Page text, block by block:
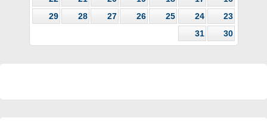
23
24
25
26
27
28
29
30
31